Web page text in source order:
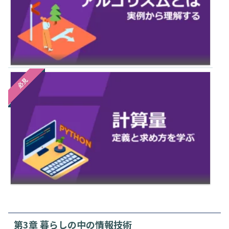
必見
第3章 暮らしの中の情報技術